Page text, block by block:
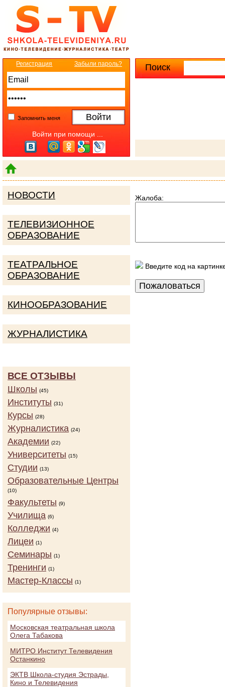
Поиск
Регистрация Забыли пароль?
Запомнить меня
Войти при помощи ...
Жалоба:
Введите код на
НОВОСТИ
ТЕЛЕВИЗИОННОЕ
ОБРАЗОВАНИЕ
ТЕАТРАЛЬНОЕ
ОБРАЗОВАНИЕ
КИНООБРАЗОВАНИЕ
ЖУРНАЛИСТИКА
ВСЕ ОТЗЫВЫ
Школы (45)
Институты (31)
Курсы (28)
Журналистика (24)
Академии (22)
Университеты (15)
Студии (13)
Образовательные Центры
(10)
Факультеты (9)
Училища (6)
Колледжи (4)
Лицеи (1)
Семинары (1)
Тренинги (1)
Мастер-Классы (1)
Популярные отзывы:
Московская театральная школа
Олега Табакова
МИТРО Институт Телевидения
Останкино
ЭКТВ Школа-студия Эстрады,
Кино и Телевидения